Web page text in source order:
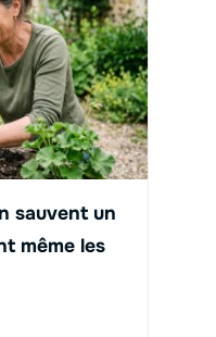
sauvent un
même les